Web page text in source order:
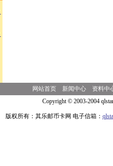
网站首页 新闻中心
资料中
Copyright © 2003-2004
版权所有：其乐邮币卡网 电子信箱：